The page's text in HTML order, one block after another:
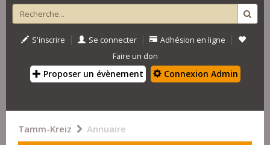
S'inscrire | Se connecter | Adhésion en ligne |
Faire un don
Proposer un évènement Connexion Admin
Tamm-Kreiz Annuaire